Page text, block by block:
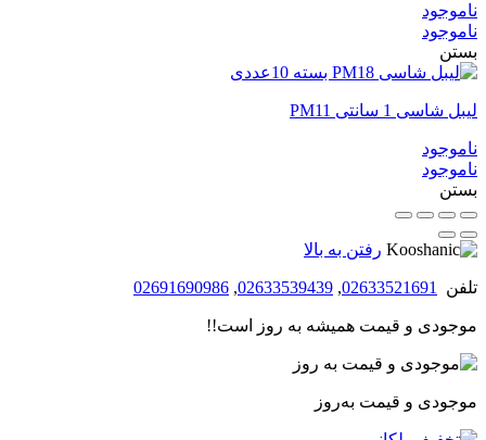
ناموجود
ناموجود
بستن
لیبل شاسی 1 سانتی PM11
ناموجود
ناموجود
بستن
رفتن به بالا
تلفن 02633521691
,
02633539439
,
02691690986
موجودی و قیمت همیشه به روز است!!
موجودی و قیمت به‌روز